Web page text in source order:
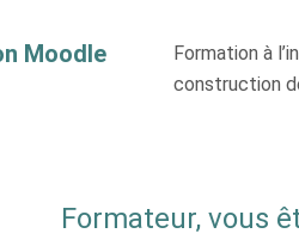
Moodle
Formation à
construction
Formateur, vous